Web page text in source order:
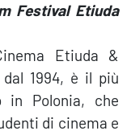
Festival Etiuda
Etiuda &
1994, è il più
in Polonia, che
di cinema e